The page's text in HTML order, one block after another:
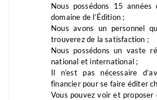
Nous possédons 15 années
domaine de l’Édition ;
Nous avons un personnel
trouverez de la satisfaction ;
Nous possédons un vaste
national et international ;
Il n’est pas nécessaire
financier pour se faire éditer
Vous pouvez voir et proposer